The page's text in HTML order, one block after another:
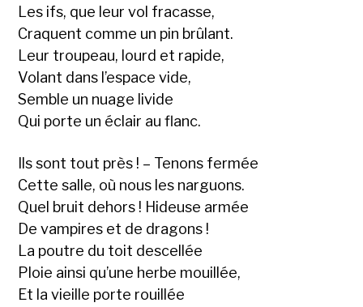
Les ifs, que leur vol fracasse,
Craquent comme un pin brûlant.
Leur troupeau, lourd et rapide,
Volant dans l’espace vide,
Semble un nuage livide
Qui porte un éclair au flanc.
Ils sont tout près ! – Tenons fermée
Cette salle, où nous les narguons.
Quel bruit dehors ! Hideuse armée
De vampires et de dragons !
La poutre du toit descellée
Ploie ainsi qu’une herbe mouillée,
Et la vieille porte rouillée